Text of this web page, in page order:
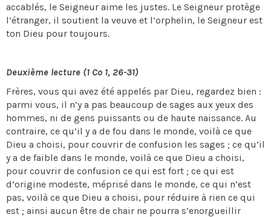
accablés, le Seigneur aime les justes. Le Seigneur protège
l’étranger, il soutient la veuve et l’orphelin, le Seigneur est
ton Dieu pour toujours.
Deuxième lecture (1 Co 1, 26-31)
Frères, vous qui avez été appelés par Dieu, regardez bien :
parmi vous, il n’y a pas beaucoup de sages aux yeux des
hommes, ni de gens puissants ou de haute naissance. Au
contraire, ce qu’il y a de fou dans le monde, voilà ce que
Dieu a choisi, pour couvrir de confusion les sages ; ce qu’il
y a de faible dans le monde, voilà ce que Dieu a choisi,
pour couvrir de confusion ce qui est fort ; ce qui est
d’origine modeste, méprisé dans le monde, ce qui n’est
pas, voilà ce que Dieu a choisi, pour réduire à rien ce qui
est ; ainsi aucun être de chair ne pourra s’enorgueillir